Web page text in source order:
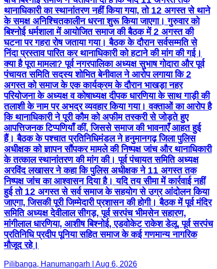
थानाधिकारी का स्थानांतरण नहीं किया गया, तो 12 अगस्त से थाने
के समक्ष अनिश्चितकालीन धरना शुरू किया जाएगा। गुरुवार को
बिश्नोई धर्मशाला में आयोजित समाज की बैठक में 2 अगस्त की
घटना पर गहरा रोष जताया गया। बैठक के दौरान सर्वसम्मति से
निंदा प्रस्ताव पारित कर थानाधिकारी को हटाने की मांग की गई।
क्या है पूरा मामला? पूर्व नगरपालिका अध्यक्ष सुभाष गोदारा और पूर्व
पंचायत समिति सदस्य शोभित बेनीवाल ने आरोप लगाया कि 2
अगस्त को समाज के एक कार्यक्रम के दौरान भाखड़ा नहर
परियोजना के अध्यक्ष व कोषाध्यक्ष दीपक धारणिया के साथ गाड़ी की
तलाशी के नाम पर अभद्र व्यवहार किया गया। वक्ताओं का आरोप है
कि थानाधिकारी ने पूरी कौम को अफीम तस्करी से जोड़ते हुए
आपत्तिजनक टिप्पणियाँ कीं, जिससे समाज की भावनाएँ आहत हुई
हैं। बैठक के पश्चात प्रतिनिधिमंडल ने हनुमानगढ़ जिला पुलिस
अधीक्षक को ज्ञापन सौंपकर मामले की निष्पक्ष जांच और थानाधिकारी
के तत्काल स्थानांतरण की मांग की। पूर्व पंचायत समिति अध्यक्ष
अरविंद लखासर ने कहा कि पुलिस अधीक्षक ने 11 अगस्त तक
निष्पक्ष जांच का आश्वासन दिया है। यदि तय सीमा में कार्रवाई नहीं
हुई तो 12 अगस्त से सर्व समाज के सहयोग से उग्र आंदोलन किया
जाएगा, जिसकी पूरी जिम्मेदारी प्रशासन की होगी। बैठक में पूर्व मंदिर
समिति अध्यक्ष देवीलाल सीगड़, पूर्व सरपंच भीमसेन सहारण,
मांगीलाल धारणिया, आशीष बिश्नोई, एडवोकेट राकेश डेलू, पूर्व सरपंच
प्रतिनिधि प्रदीप पूनिया सहित समाज के कई गणमान्य नागरिक
मौजूद रहे।
Pilibanga, Hanumangarh | Aug 6, 2026